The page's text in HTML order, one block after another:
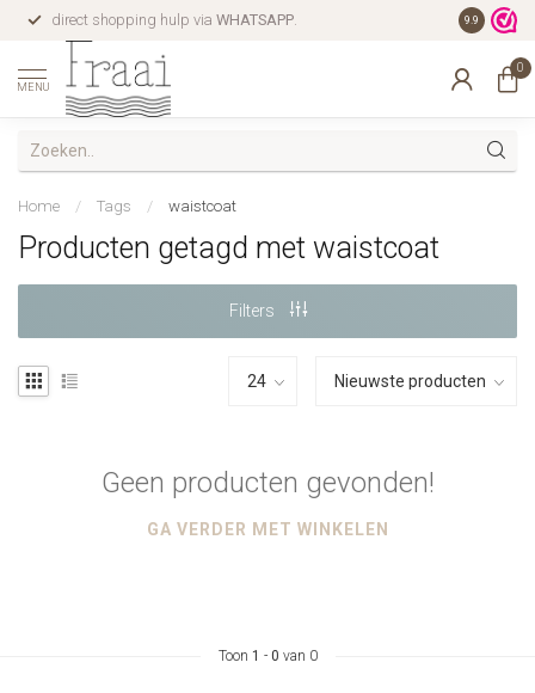
direct shopping hulp via WHATSAPP. gratis
9.9
MENU
0
Home / Tags / waistcoat
Producten getagd met waistcoat
Filters
Geen producten gevonden!
GA VERDER MET WINKELEN
Toon 1 - 0 van 0